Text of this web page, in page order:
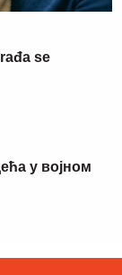
se
у војном